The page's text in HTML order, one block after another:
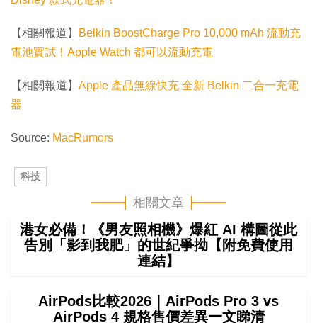
【相關報道】
Belkin BoostCharge Pro 10,000 mAh 流動充
電池實試！Apple Watch 都可以流動充電
【相關報道】 Apple 產品無線快充 全新 Belkin 二合一充電
器
Source: MacRumors
科技
相關文章
港女必備！《男友照相機》爆紅 AI 構圖從此
告別「影到我肥」的世紀爭拗【附免費使用
連結】
AirPods比較2026｜AirPods Pro 3 vs
AirPods 4 規格售價差異一文睇清